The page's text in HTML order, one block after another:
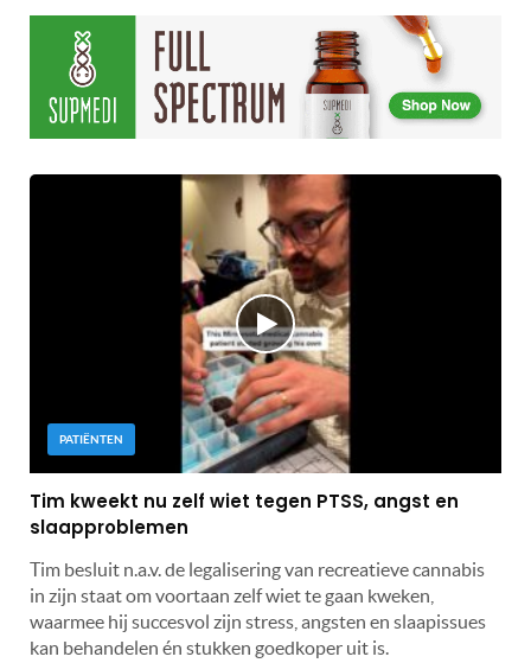
PATIËNTEN
Tim kweekt nu zelf wiet tegen PTSS, angst en
slaapproblemen
Tim besluit n.a.v. de legalisering van recreatieve cannabis
in zijn staat om voortaan zelf wiet te gaan kweken,
waarmee hij succesvol zijn stress, angsten en slaapissues
kan behandelen én stukken goedkoper uit is.